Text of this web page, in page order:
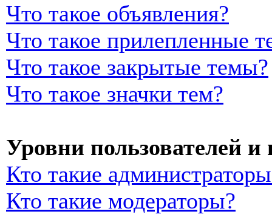
Что такое объявления?
Что такое прилепленные
Что такое закрытые темы?
Что такое значки тем?
Уровни пользователей
Кто такие
Кто такие модераторы?